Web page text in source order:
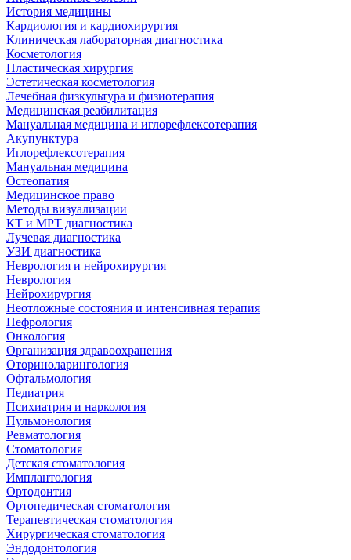
История медицины
Кардиология и кардиохирургия
Клиническая лабораторная диагностика
Косметология
Пластическая хирургия
Эстетическая косметология
Лечебная физкультура и физиотерапия
Медицинская реабилитация
Мануальная медицина и иглорефлексотерапия
Акупунктура
Иглорефлексотерапия
Мануальная медицина
Остеопатия
Медицинское право
Методы визуализации
КТ и МРТ диагностика
Лучевая диагностика
УЗИ диагностика
Неврология и нейрохирургия
Неврология
Нейрохирургия
Неотложные состояния и интенсивная терапия
Нефрология
Онкология
Организация здравоохранения
Оториноларингология
Офтальмология
Педиатрия
Психиатрия и наркология
Пульмонология
Ревматология
Стоматология
Детская стоматология
Имплантология
Ортодонтия
Ортопедическая стоматология
Терапевтическая стоматология
Хирургическая стоматология
Эндодонтология